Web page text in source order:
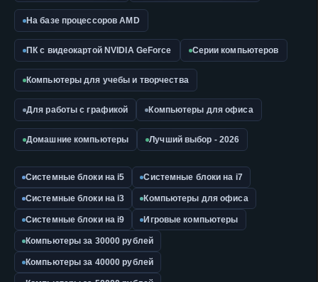
На базе процессоров AMD
ПК с видеокартой NVIDIA GeForce Серии компьютеров
Компьютеры для учебы и творчества
Для работы с графикой Компьютеры для офиса
Домашние компьютеры Лучший выбор - 2026
Системные блоки на i5 Системные блоки на i7
Системные блоки на i3 Компьютеры для офиса
Системные блоки на i9 Игровые компьютеры
Компьютеры за 30000 рублей
Компьютеры за 40000 рублей